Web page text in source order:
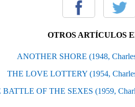
OTROS ARTÍCULOS
ANOTHER SHORE (1948,
THE LOVE LOTTERY (1954,
BATTLE OF THE SEXES (1959,